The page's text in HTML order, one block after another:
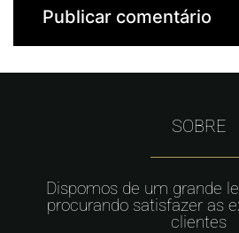
SOBRE
Dispomos de um grande
procurando satisfazer as
clientes